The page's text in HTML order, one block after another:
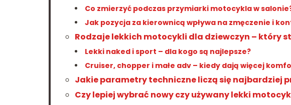
Co zmierzyć podczas przymiarki motocykla w
Jak pozycja za kierownicą wpływa na zmęczenie i
Rodzaje lekkich motocykli dla dziewczyn – który
Lekki naked i sport – dla kogo są najlepsze?
Cruiser, chopper i małe adv – kiedy dają więcej
Jakie parametry techniczne liczą się najbardziej
Czy lepiej wybrać nowy czy używany lekki